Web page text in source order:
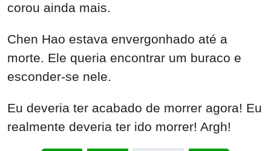
corou ainda mais.
Chen Hao estava envergonhado até a
morte. Ele queria encontrar um buraco e
esconder-se nele.
Eu deveria ter acabado de morrer agora! Eu
realmente deveria ter ido morrer! Argh!